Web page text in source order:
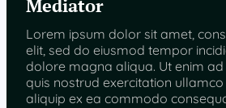
Mediator
Lorem ipsum dolor sit amet,
elit, sed do eiusmod tempor
dolore magna aliqua. Ut enim
quis nostrud exercitation
aliquip ex ea commodo